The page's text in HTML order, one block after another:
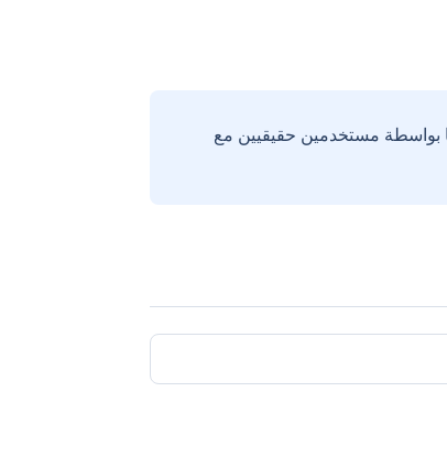
بواسطة مستخدمين حقيقيين مع